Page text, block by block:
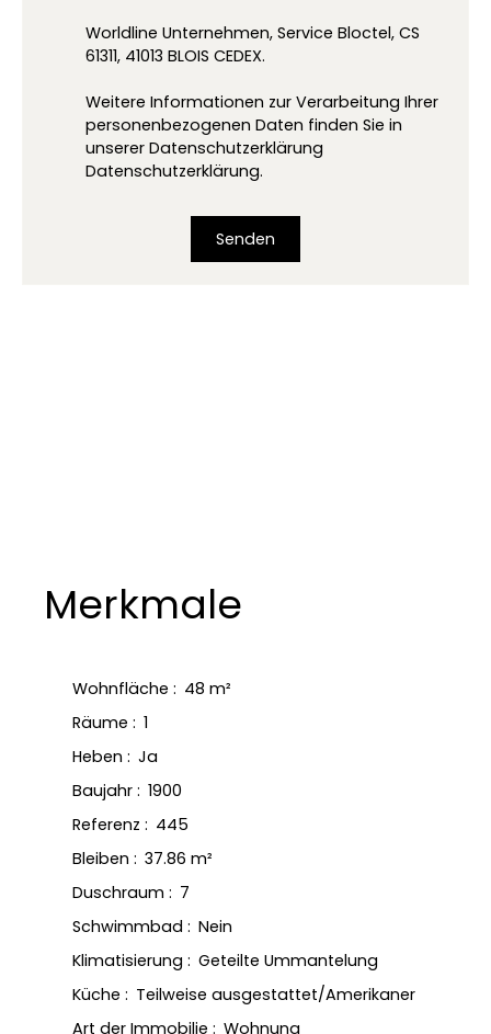
Worldline Unternehmen, Service Bloctel, CS
61311, 41013 BLOIS CEDEX.
Weitere Informationen zur Verarbeitung Ihrer
personenbezogenen Daten finden Sie in
unserer Datenschutzerklärung
Datenschutzerklärung.
Senden
Merkmale
Wohnfläche : 48 m²
Räume : 1
Heben : Ja
Baujahr : 1900
Referenz : 445
Bleiben : 37.86 m²
Duschraum : 7
Schwimmbad : Nein
Klimatisierung : Geteilte Ummantelung
Küche : Teilweise ausgestattet/Amerikaner
Art der Immobilie : Wohnung